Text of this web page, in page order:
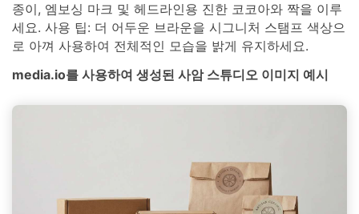
종이, 엠보싱 마크 및 헤드라인용 진한 코코아와 짝을 이루
세요. 사용 팁: 더 어두운 브라운을 시그니처 스탬프 색상으
로 아껴 사용하여 전체적인 모습을 밝게 유지하세요.
media.io를 사용하여 생성된 사암 스튜디오 이미지 예시